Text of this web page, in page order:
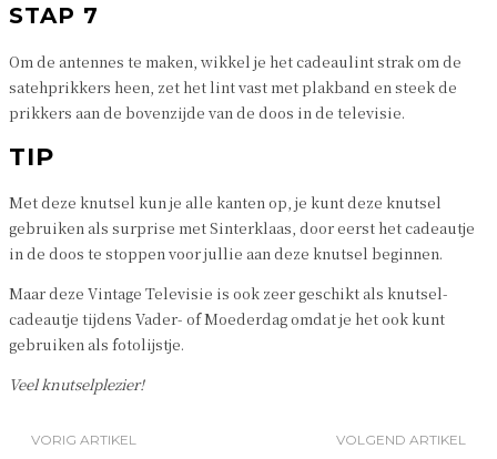
STAP 7
Om de antennes te maken, wikkel je het cadeaulint strak om de
satehprikkers heen, zet het lint vast met plakband en steek de
prikkers aan de bovenzijde van de doos in de televisie.
TIP
Met deze knutsel kun je alle kanten op, je kunt deze knutsel
gebruiken als surprise met Sinterklaas, door eerst het cadeautje
in de doos te stoppen voor jullie aan deze knutsel beginnen.
Maar deze Vintage Televisie is ook zeer geschikt als knutsel-
cadeautje tijdens Vader- of Moederdag omdat je het ook kunt
gebruiken als fotolijstje.
Veel knutselplezier!
VORIG ARTIKEL VOLGEND ARTIKEL